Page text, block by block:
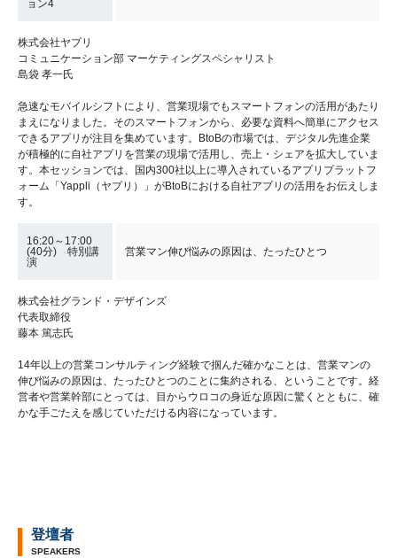
ョン4
株式会社ヤプリ
コミュニケーション部 マーケティングスペシャリスト
島袋 孝一氏
急速なモバイルシフトにより、営業現場でもスマートフォンの活用があたり
まえになりました。そのスマートフォンから、必要な資料へ簡単にアクセス
できるアプリが注目を集めています。BtoBの市場では、デジタル先進企業
が積極的に自社アプリを営業の現場で活用し、売上・シェアを拡大していま
す。本セッションでは、国内300社以上に導入されているアプリプラットフ
ォーム「Yappli（ヤプリ）」がBtoBにおける自社アプリの活用をお伝えしま
す。
16:20～17:00
(40分) 特別講
演
営業マン伸び悩みの原因は、たったひとつ
株式会社グランド・デザインズ
代表取締役
藤本 篤志氏
14年以上の営業コンサルティング経験で掴んだ確かなことは、営業マンの
伸び悩みの原因は、たったひとつのことに集約される、ということです。経
営者や営業幹部にとっては、目からウロコの身近な原因に驚くとともに、確
かな手ごたえを感じていただける内容になっています。
登壇者
SPEAKERS